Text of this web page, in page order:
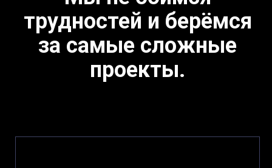
трудностей и берёмся
за самые сложные
проекты.